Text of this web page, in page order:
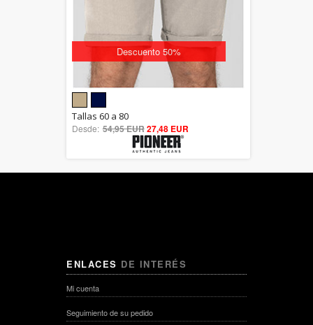
Descuento 50%
out of 5
Tallas 60 a 80
Desde: 54,95 EUR27,48 EUR
ENLACES DE INTERÉS
Mi cuenta
Seguimiento de su pedido